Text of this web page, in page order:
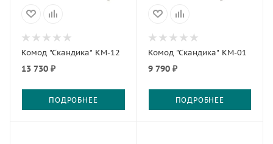
Комод "Скандика" КМ-12
13 730 ₽
ПОДРОБНЕЕ
Комод "Скандика" КМ-01
9 790 ₽
ПОДРОБНЕЕ